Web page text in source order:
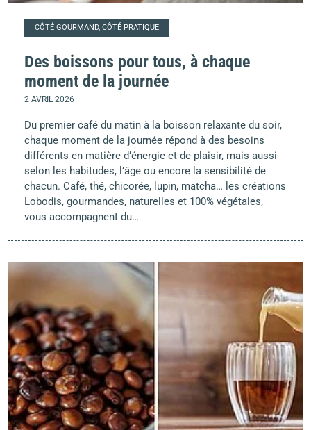
CÔTÉ GOURMAND, CÔTÉ PRATIQUE
Des boissons pour tous, à chaque
moment de la journée
2 AVRIL 2026
Du premier café du matin à la boisson relaxante du soir,
chaque moment de la journée répond à des besoins
différents en matière d’énergie et de plaisir, mais aussi
selon les habitudes, l’âge ou encore la sensibilité de
chacun. Café, thé, chicorée, lupin, matcha… les créations
Lobodis, gourmandes, naturelles et 100% végétales,
vous accompagnent du…